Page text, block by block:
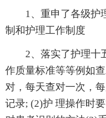
1、重申了各级护理
制和护理工作制度
2、落实了护理十五
作质量标准等等例如
对，每天查对一次，
记录; (2)护 理操作时